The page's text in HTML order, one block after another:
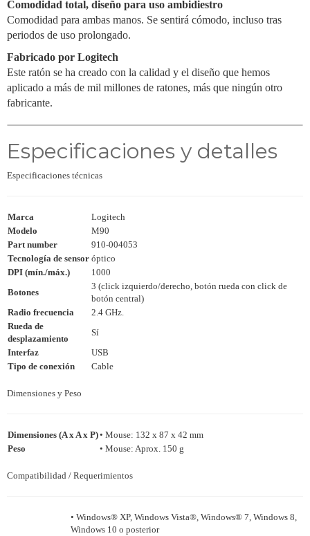
Comodidad total, diseño para uso ambidiestro
Comodidad para ambas manos. Se sentirá cómodo, incluso tras
periodos de uso prolongado.
Fabricado por Logitech
Este ratón se ha creado con la calidad y el diseño que hemos
aplicado a más de mil millones de ratones, más que ningún otro
fabricante.
Especificaciones y detalles
Especificaciones técnicas
Marca
Logitech
Modelo
M90
Part number
910-004053
Tecnología de sensor óptico
DPI (mín./máx.)
1000
Botones
3 (click izquierdo/derecho, botón rueda con click de
botón central)
Radio frecuencia
2.4 GHz.
Rueda de
desplazamiento
Sí
Interfaz
USB
Tipo de conexión
Cable
Dimensiones y Peso
Dimensiones (A x A x P)• Mouse: 132 x 87 x 42 mm
Peso
• Mouse: Aprox. 150 g
Compatibilidad / Requerimientos
• Windows® XP, Windows Vista®, Windows® 7, Windows 8,
Windows 10 o posterior